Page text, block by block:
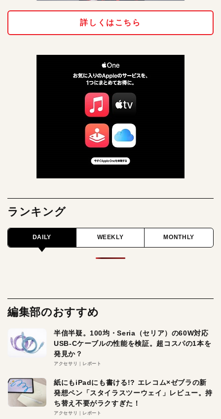
詳しくはこちら
ランキング
DAILY WEEKLY MONTHLY
編集部のおすすめ
半信半疑。100均・Seria（セリア）の60W対応
USB-Cケーブルの性能を検証。超コスパの1本を
発見か？
アクセサリ レポート
紙にもiPadにも書ける!? エレコム×ゼブラの新
発想ペン「スタイラスツーウェイ」レビュー。持
ち替え不要がラクすぎた！
アクセサリ レポート